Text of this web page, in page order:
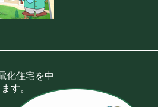
化住宅を中
す。